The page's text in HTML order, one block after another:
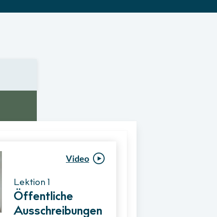
Video
Lektion 1
Öffentliche
AusschreibungenVergabeverfahre